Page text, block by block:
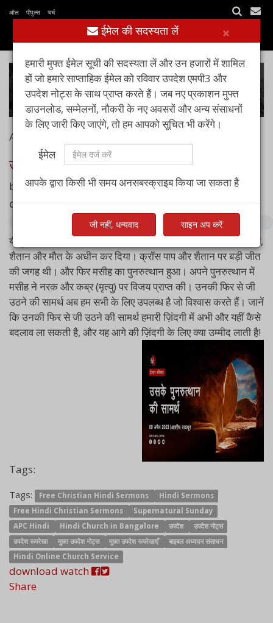
ऑल पीपुल्स चर्च
Apr 09, 2023
उसके पुनरुत्थान की सामर्थ
by पास्टर आशीष रायचूर
Complete sermon audio:
यीशु मसीह का क्रूस पतन के लिए परमेश्वर का उत्तर है। पतन ने हमें पाप,
शैतान और मौत के अधीन कर दिया। क्रॉस पाप और शैतान पर बड़ी जीत
की जगह थी। और फिर मसीह का पुनरुत्थान हुआ। अपने पुनरुत्थान में
मसीह ने नरक और कब्र (मृत्यु) पर विजय प्राप्त की। ​​उनकी फिर से जी
उठने की सामर्थ अब हम सभी के लिए उपलब्ध है जो विश्वास करते हैं। जानें
कि उनकी फिर से जी उठने की सामर्थ हमारी ज़िंदगी में अभी और यहीं कैसे
बदलाव ला सकती है, और यह आगे की ज़िंदगी के लिए क्या उम्मीद लाती है!
Tags:
Tags: Free Christian Hindi Sermons
Hindi Sermons
Free Hindi Christian Sermons
Supernatural Sunday
APC Hindi
Hindi Church in Bangalore उपदेश
उपदेश नोट्स
उपदेश रूपरेखा
मुफ़्त उपदेश नोट्स मुफ़्त उपदेश रूपरेखाएँ
बाइबल अध्ययन संसाधन
Hindi Online Church Service
download watch
Share
×
ईमेल की सदस्यता लें
हमारी मुफ्त ईमेल सूची की सदस्यता लें और उन हजारों में शामिल
हों जो हमारे साप्ताहिक ईमेल को रविवार उपदेश एमपी3 और
उपदेश नोट्स के साथ प्राप्त करते हैं। जब नए प्रकाशन मुफ्त
डाउनलोड, सम्मेलनों, नौकरी के नए अवसरों और अन्य संसाधनों
के लिए जारी किए जाएंगे, तो हम आपको सूचित भी करेंगे।
ईमेल
आपके द्वारा किसी भी समय अनसबस्क्राइब किया जा सकता है
जी नहीं, धन्यवाद साइन अप करें